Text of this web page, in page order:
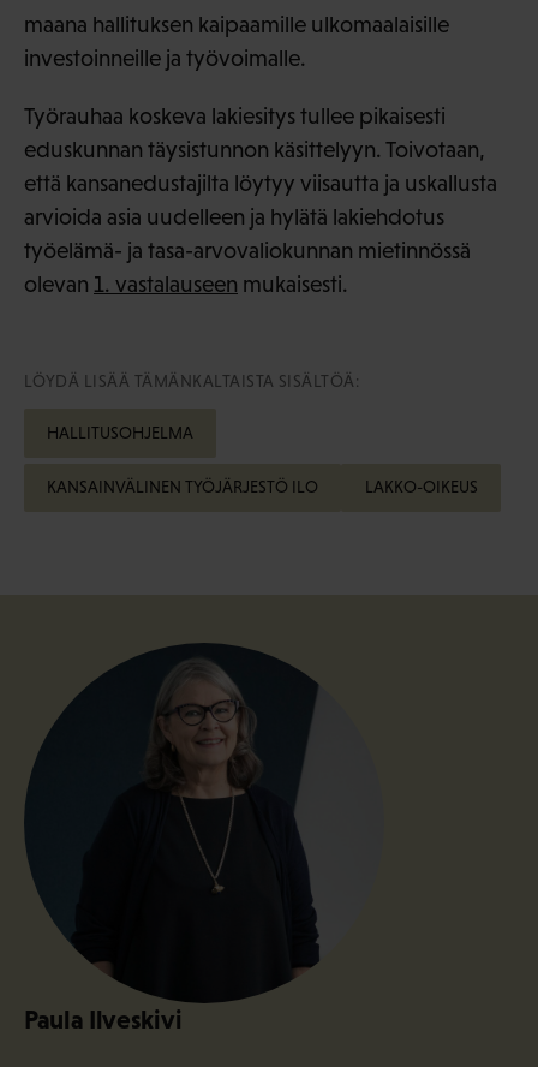
maana hallituksen kaipaamille ulkomaalaisille
investoinneille ja työvoimalle.
Työrauhaa koskeva lakiesitys tullee pikaisesti
eduskunnan täysistunnon käsittelyyn. Toivotaan,
että kansanedustajilta löytyy viisautta ja uskallusta
arvioida asia uudelleen ja hylätä lakiehdotus
työelämä- ja tasa-arvovaliokunnan mietinnössä
olevan 1. vastalauseen mukaisesti.
LÖYDÄ LISÄÄ TÄMÄNKALTAISTA SISÄLTÖÄ:
HALLITUSOHJELMA
KANSAINVÄLINEN TYÖJÄRJESTÖ ILO LAKKO-OIKEUS
Paula Ilveskivi